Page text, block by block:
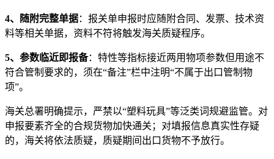
4、随附完整单据：报关单申报时应随附合同、发票、技术资
料等相关单据，资料不符将触发海关质疑程序。
5、参数临近即报备：特性等指标接近两用物项参数但用途不
符合管制要求的，须在“备注”栏中注明“不属于出口管制物
项”。
海关总署明确提示，严禁以“塑料玩具”等泛类词规避监管。对
申报要素齐全的合规货物加快通关；对填报信息真实性存疑
的，海关将依法质疑，质疑期间出口货物不予放行。